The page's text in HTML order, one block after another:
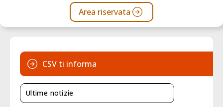
Area riservata
CSV ti informa
Ultime notizie